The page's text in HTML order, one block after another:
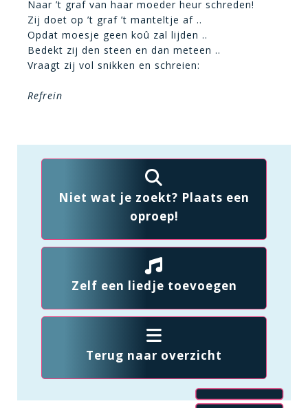
Naar ’t graf van haar moeder heur schreden!
Zij doet op ’t graf ’t manteltje af ..
Opdat moesje geen koû zal lijden ..
Bedekt zij den steen en dan meteen ..
Vraagt zij vol snikken en schreien:
Refrein
Niet wat je zoekt? Plaats een
oproep!
Zelf een liedje toevoegen
Terug naar overzicht